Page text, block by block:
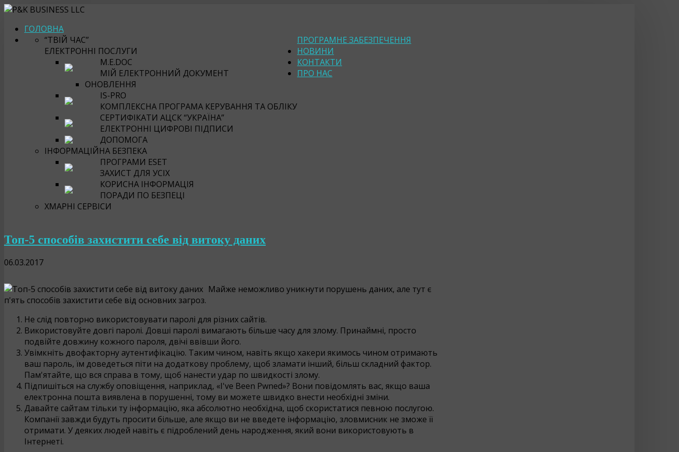
ГОЛОВНА
ПРОГРАМНЕ ЗАБЕЗПЕЧЕННЯ
“ТВІЙ ЧАС”
ЕЛЕКТРОННІ ПОСЛУГИ
M.E.DOC
МІЙ ЕЛЕКТРОННИЙ ДОКУМЕНТ
ОНОВЛЕННЯ
IS-PRO
КОМПЛЕКСНА ПРОГРАМА КЕРУВАННЯ ТА ОБЛІКУ
СЕРТИФІКАТИ АЦСК “УКРАЇНА”
ЕЛЕКТРОННІ ЦИФРОВІ ПІДПИСИ
ДОПОМОГА
ІНФОРМАЦІЙНА БЕЗПЕКА
ПРОГРАМИ ESET
ЗАХИСТ ДЛЯ УСІХ
КОРИСНА ІНФОРМАЦІЯ
ПОРАДИ ПО БЕЗПЕЦІ
ХМАРНІ СЕРВІСИ
НОВИНИ
КОНТАКТИ
ПРО НАС
Топ-5 способів захистити себе від витоку даних
06.03.2017
Майже неможливо уникнути порушень даних, але тут є
п'ять способів захистити себе від основних загроз.
Не слід повторно використовувати паролі для різних сайтів.
Використовуйте довгі паролі. Довші паролі вимагають більше часу для злому. Принаймні, просто
подвійте довжину кожного пароля, двічі ввівши його.
Увімкніть двофакторну аутентифікацію. Таким чином, навіть якщо хакери якимось чином отримають
ваш пароль, їм доведеться піти на додаткову проблему, щоб зламати інший, більш складний фактор.
Пам'ятайте, що вся справа в тому, щоб нанести удар по швидкості злому.
Підпишіться на службу оповіщення, наприклад, «I've Been Pwned»? Вони повідомлять вас, якщо ваша
електронна пошта виявлена ​​в порушенні, тому ви можете швидко внести необхідні зміни.
Давайте сайтам тільки ту інформацію, яка абсолютно необхідна, щоб скористатися певною послугою.
Компанії завжди будуть просити більше, але якщо ви не введете інформацію, зловмисник не зможе її
отримати. У деяких людей навіть є підроблений день народження, який вони використовують в
Інтернеті.